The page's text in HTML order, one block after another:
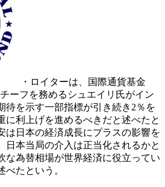
・ロイターは、国際通貨基金
ーフを務めるシュエイリ氏がイン
待を示す一部指標が引き続き2％を
に利上げを進めるべきだと述べたと
は日本の経済成長にプラスの影響を
日本当局の介入は正当化されるかと
な為替相場が世界経済に役立ってい
べたという。